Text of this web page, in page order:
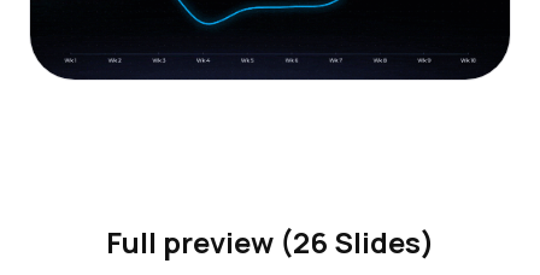
Full preview (26 Slides)